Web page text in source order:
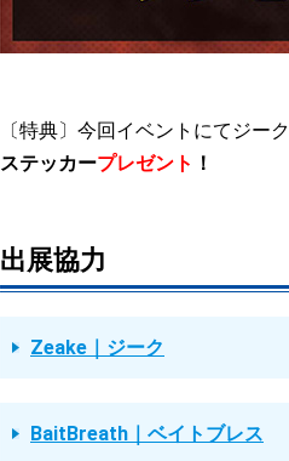
〔特典〕今回イベントにてジー
ステッカープレゼント ！
出展協力
Zeake｜ジーク
BaitBreath｜ベイトブレス